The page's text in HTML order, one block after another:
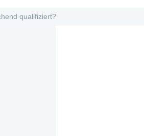
qualifiziert?